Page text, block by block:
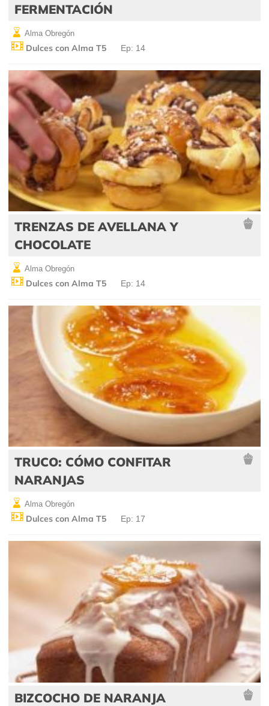
FERMENTACIÓN
Alma Obregón
Dulces con Alma T5 Ep: 14
TRENZAS DE AVELLANA Y
CHOCOLATE
Alma Obregón
Dulces con Alma T5 Ep: 14
TRUCO: CÓMO CONFITAR
NARANJAS
Alma Obregón
Dulces con Alma T5 Ep: 17
BIZCOCHO DE NARANJA